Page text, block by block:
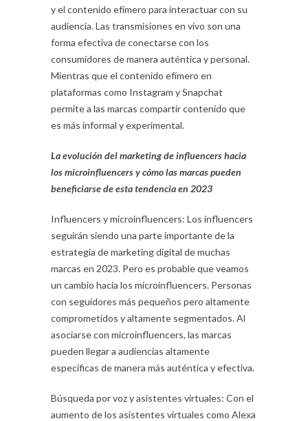
y el contenido efímero para interactuar con su
audiencia. Las transmisiones en vivo son una
forma efectiva de conectarse con los
consumidores de manera auténtica y personal.
Mientras que el contenido efímero en
plataformas como Instagram y Snapchat
permite a las marcas compartir contenido que
es más informal y experimental.
La evolución del marketing de influencers hacia
los microinfluencers y cómo las marcas pueden
beneficiarse de esta tendencia en 2023
Influencers y microinfluencers: Los influencers
seguirán siendo una parte importante de la
estrategia de marketing digital de muchas
marcas en 2023. Pero es probable que veamos
un cambio hacia los microinfluencers. Personas
con seguidores más pequeños pero altamente
comprometidos y altamente segmentados. Al
asociarse con microinfluencers, las marcas
pueden llegar a audiencias altamente
específicas de manera más auténtica y efectiva.
Búsqueda por voz y asistentes virtuales: Con el
aumento de los asistentes virtuales como Alexa